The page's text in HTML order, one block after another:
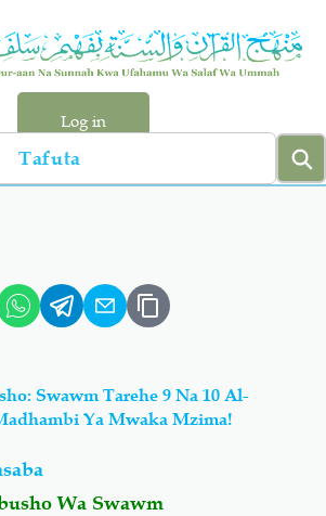
Log in
Hadiyth
Manhaj
Swawm Tarehe 9 Na 10 Al-
Ya Mwaka Mzima!
Wa Swawm